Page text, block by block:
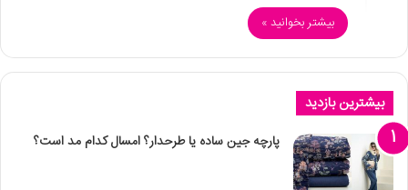
بیشتر بخوانید »
بیشترین بازدید
پارچه جین ساده یا طرحدار؟ امسال کدام مد است؟